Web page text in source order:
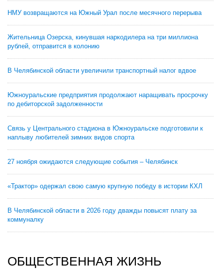
НМУ возвращаются на Южный Урал после месячного перерыва
Жительница Озерска, кинувшая наркодилера на три миллиона
рублей, отправится в колонию
В Челябинской области увеличили транспортный налог вдвое
Южноуральские предприятия продолжают наращивать просрочку
по дебиторской задолженности
Связь у Центрального стадиона в Южноуральске подготовили к
наплыву любителей зимних видов спорта
27 ноября ожидаются следующие события – Челябинск
«Трактор» одержал свою самую крупную победу в истории КХЛ
В Челябинской области в 2026 году дважды повысят плату за
коммуналку
ОБЩЕСТВЕННАЯ ЖИЗНЬ